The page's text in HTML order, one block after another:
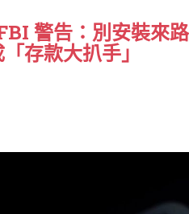
警告：別安裝來
存款大扒手」